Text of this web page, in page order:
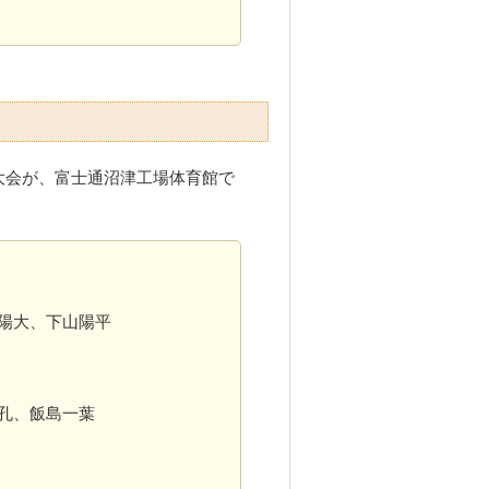
が、富士通沼津工場体育館で
、下山陽平
飯島一葉